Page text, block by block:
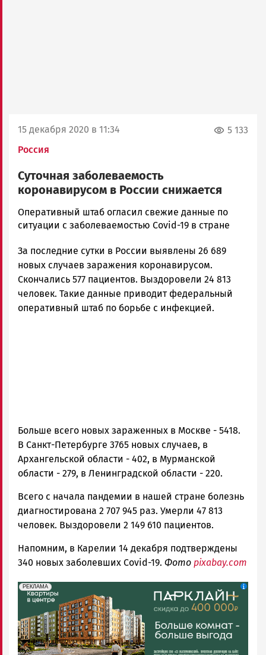
15 декабря 2020 в 11:34
Россия
5 133
Суточная заболеваемость
коронавирусом в России снижается
Юрий
Каулио
Петрозаводска
и
Карелии
|
Петрозаводск
ГОВОРИТ
Оперативный штаб огласил свежие данные по
ситуации с заболеваемостью Covid-19 в стране
За последние сутки в России выявлены 26 689
новых случаев заражения коронавирусом.
Скончались 577 пациентов. Выздоровели 24 813
человек. Такие данные приводит федеральный
оперативный штаб по борьбе с инфекцией.
Больше всего новых зараженных в Москве - 5418.
В Санкт-Петербурге 3765 новых случаев, в
Архангельской области - 402, в Мурманской
области - 279, в Ленинградской области - 220.
Всего с начала пандемии в нашей стране болезнь
диагностирована 2 707 945 раз. Умерли 47 813
человек. Выздоровели 2 149 610 пациентов.
Напомним, в Карелии 14 декабря подтверждены
340 новых заболевших Covid-19. Фото pixabay.com
erid: 2SDnjdeSPnB
РЕКЛАМА
Реклама